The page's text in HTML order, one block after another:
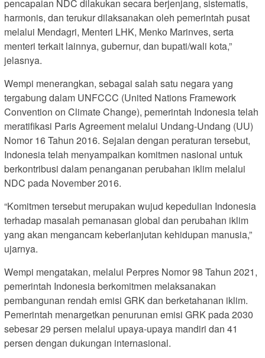
pencapaian NDC dilakukan secara berjenjang, sistematis,
harmonis, dan terukur dilaksanakan oleh pemerintah pusat
melalui Mendagri, Menteri LHK, Menko Marinves, serta
menteri terkait lainnya, gubernur, dan bupati/wali kota,”
jelasnya.
Wempi menerangkan, sebagai salah satu negara yang
tergabung dalam UNFCCC (United Nations Framework
Convention on Climate Change), pemerintah Indonesia telah
meratifikasi Paris Agreement melalui Undang-Undang (UU)
Nomor 16 Tahun 2016. Sejalan dengan peraturan tersebut,
Indonesia telah menyampaikan komitmen nasional untuk
berkontribusi dalam penanganan perubahan iklim melalui
NDC pada November 2016.
“Komitmen tersebut merupakan wujud kepedulian Indonesia
terhadap masalah pemanasan global dan perubahan iklim
yang akan mengancam keberlanjutan kehidupan manusia,”
ujarnya.
Wempi mengatakan, melalui Perpres Nomor 98 Tahun 2021,
pemerintah Indonesia berkomitmen melaksanakan
pembangunan rendah emisi GRK dan berketahanan iklim.
Pemerintah menargetkan penurunan emisi GRK pada 2030
sebesar 29 persen melalui upaya-upaya mandiri dan 41
persen dengan dukungan internasional.